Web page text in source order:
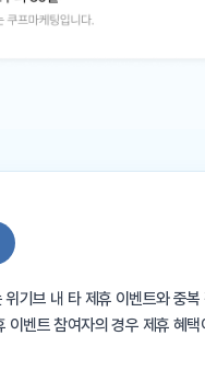
위기브 내 타 제휴 이벤트와 중복
이벤트 참여자의 경우 제휴 혜택